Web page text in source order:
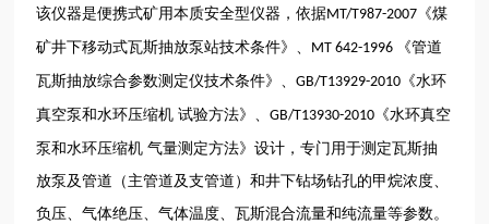
该仪器是便携式矿用本质安全型仪器，依据MT/T987-2007 《煤
矿井下移动式瓦斯抽放泵站技术条件》、 MT 642-1996 《管道
瓦斯抽放综合参数测定仪技术条件》、GB/T13929-2010 《水环
真空泵和水环压缩机 试验方法》、GB/T13930-2010 《水环真空
泵和水环压缩机 气量测定方法》设计，专门用于测定瓦斯抽
放泵及管道（主管道及支管道）和井下钻场钻孔的甲烷浓度、
负压、气体绝压、气体温度、瓦斯混合流量和纯流量等参数。